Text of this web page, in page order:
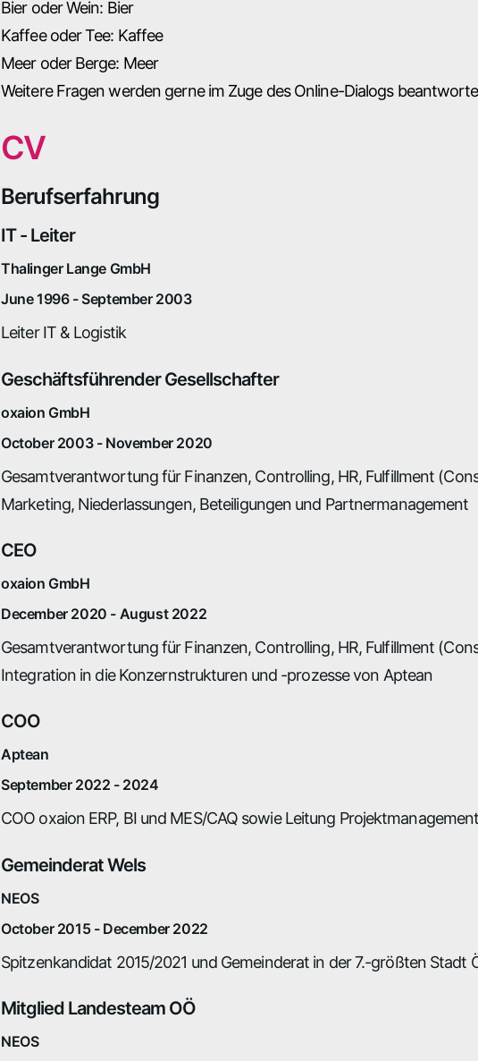
Bier oder Wein: Bier
Kaffee oder Tee: Kaffee
Meer oder Berge: Meer
Weitere Fragen werden gerne im Zuge des Online-Dialogs
CV
Berufserfahrung
IT - Leiter
Thalinger Lange GmbH
June 1996 - September 2003
Leiter IT & Logistik
Geschäftsführender Gesellschafter
oxaion GmbH
October 2003 - November 2020
Gesamtverantwortung für Finanzen, Controlling, HR, Fulfillment
Marketing, Niederlassungen, Beteiligungen und Partnermanagement
CEO
oxaion GmbH
December 2020 - August 2022
Gesamtverantwortung für Finanzen, Controlling, HR, Fulfillment
Integration in die Konzernstrukturen und -prozesse von Aptean
COO
Aptean
September 2022 - 2024
COO oxaion ERP, BI und MES/CAQ sowie Leitung
Gemeinderat Wels
NEOS
October 2015 - December 2022
Spitzenkandidat 2015/2021 und Gemeinderat in der 7.-größten Stadt
Mitglied Landesteam OÖ
NEOS